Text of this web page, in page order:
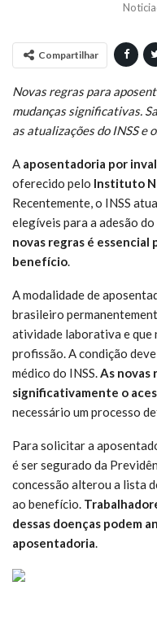
Compartilhar
Novas regras para
mudanças significativas.
as atualizações do INSS e
A aposentadoria por
oferecido pelo Instituto
Recentemente, o INSS
elegíveis para a adesão
novas regras é essencial
benefício
A modalidade de
brasileiro
atividade laborativa e que
profissão. A condição
médico do INSS. As novas
significativamente o
necessário um processo
Para solicitar a
é ser segurado da
concessão alterou a lista
ao benefício.
dessas doenças podem
aposentadoria